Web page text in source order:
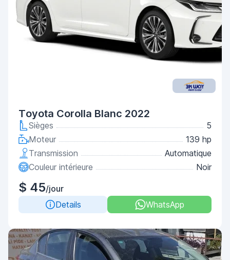
Toyota Corolla Blanc 2022
Sièges
5
Moteur
139 hp
Transmission
Automatique
Couleur intérieure
Noir
$ 45/jour
Details
WhatsApp